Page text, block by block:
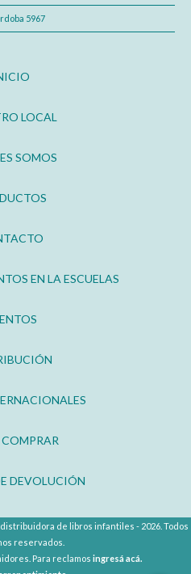
5967
LOCAL
SOMOS
EN LA ESCUELAS
DEVOLUCIÓN
de libros infantiles - 2026. Todos
reservados.
Para reclamos ingresá acá.